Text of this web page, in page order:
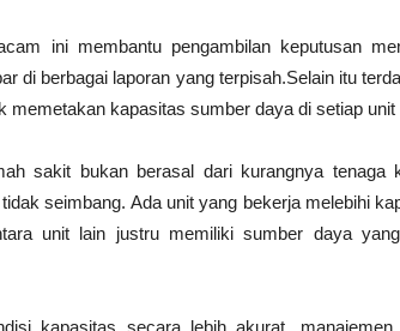
ini membantu pengambilan keputusan
di berbagai laporan yang terpisah.Selain itu
memetakan kapasitas sumber daya di setiap unit
sakit bukan berasal dari kurangnya tenaga
seimbang. Ada unit yang bekerja melebihi
unit lain justru memiliki sumber daya
kapasitas secara lebih akurat,